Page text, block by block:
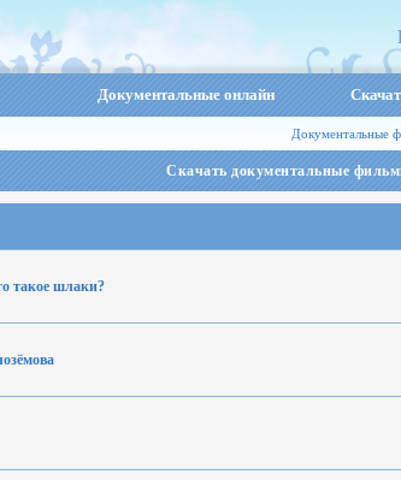
Документальные онлайн
Документальные
Скачать документальные
такое шлаки?